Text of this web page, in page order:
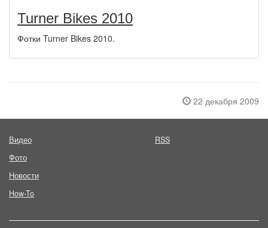
Turner Bikes 2010
Фотки Turner Bikes 2010.
22 декабря 2009
Видео
Фото
Новости
How-To
RSS